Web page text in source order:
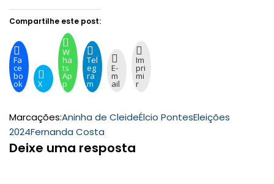
Compartilhe este post:
Fa
ce
bo
ok X
W
ha
ts
Ap
p
Tel
eg
ra
m
E-
m
ail
Im
pri
mi
r
Marcações:Aninha de CleideÉlcio PontesEleições
2024Fernanda Costa
Deixe uma resposta